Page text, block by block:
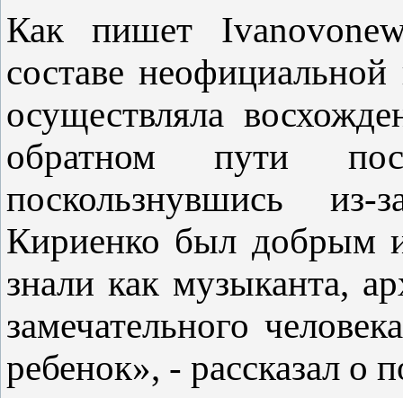
Как пишет
составе
осуществляла
обратном пути
поскользнувшись
Кириенко был добрым
знали как музыканта,
замечательного
ребенок», - рассказал